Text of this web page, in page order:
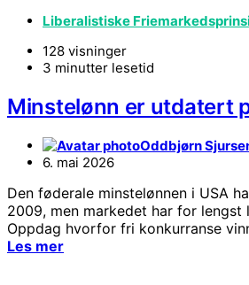
Liberalistiske
128 visninger
3 minutter lesetid
Minstelønn er utdatert
Oddbjørn
6. mai 2026
Den føderale minstelønnen i USA
2009, men markedet har for
Oppdag hvorfor fri konkurranse
Les mer